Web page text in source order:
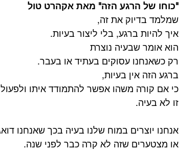
"כוחו של הרגע הזה" מאת אקהרט טול
שמלמד בדיוק את זה,
איך להיות ברגע, בלי ליצור בעיות.
הוא אומר שבעיה נוצרת
רק כשאנחנו עסוקים בעתיד או בעבר.
ברגע הזה אין בעיות,
כי אם קורה משהו אפשר להתמודד איתו
זו לא בעיה.
אנחנו יוצרים במוח שלנו בעיה בכך שאנחנו
או מצטערים שזה לא קרה כבר לפני שנה.